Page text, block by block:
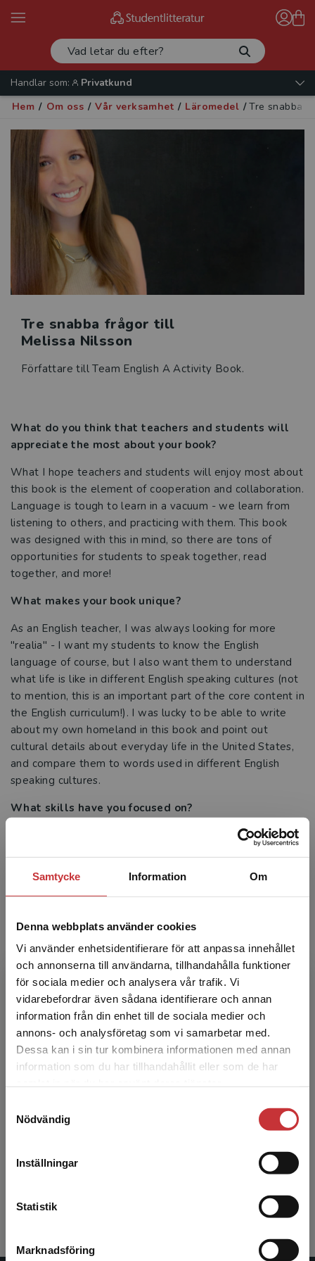
Samtycke Information Om
Denna webbplats använder cookies
Vi använder enhetsidentifierare för att anpassa innehållet
och annonserna till användarna, tillhandahålla funktioner
för sociala medier och analysera vår trafik. Vi
vidarebefordrar även sådana identifierare och annan
information från din enhet till de sociala medier och
annons- och analysföretag som vi samarbetar med.
Dessa kan i sin tur kombinera informationen med annan
information som du har tillhandahållit eller som de har
Nödvändig
Inställningar
Statistik
Marknadsföring
Begränsad fraktregion
Det verkar som att du besöker
studentlitteratur.se via en enhet utanför Sverige.
Vi erbjuder inte leveranser utanför Sverige. För
att kunna slutföra ett köp måste
Handlar som:
Privatkund
Hem / Om oss / Vår verksamhet / Läromedel / Tre snabba
Tre snabba frågor till
Melissa Nilsson
Författare till Team English A Activity Book.
What do you think that teachers and students will
appreciate the most about your book?
What I hope teachers and students will enjoy most about
this book is the element of cooperation and collaboration.
Language is tough to learn in a vacuum - we learn from
listening to others, and practicing with them. This book
was designed with this in mind, so there are tons of
opportunities for students to speak together, read
together, and more!
What makes your book unique?
As an English teacher, I was always looking for more
"realia" - I want my students to know the English
language of course, but I also want them to understand
what life is like in different English speaking cultures (not
to mention, this is an important part of the core content in
the English curriculum!). I was lucky to be able to write
about my own homeland in this book and point out
cultural details about everyday life in the United States,
and compare them to words used in different English
speaking cultures.
What skills have you focused on?
For this activity book, I've really focused on the speaking
where students work individually, so the elements of
cooperation and speaking together have been built
have the opportunity in the book to stretch their creative
skills through drawing, acting, and, later in the book,
writing their own creative stories.
Team English A Activity Book - Tryckt bok
Statsbidrag läromedel